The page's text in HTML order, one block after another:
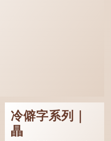
冷僻字系列｜
瞐